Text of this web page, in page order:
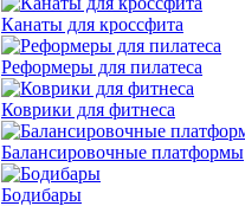
Канаты для кроссфита
Реформеры для пилатеса
Коврики для фитнеса
Балансировочные платформы
Бодибары